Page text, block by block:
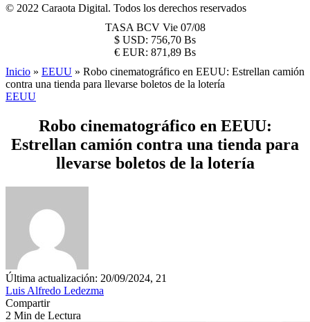
© 2022 Caraota Digital. Todos los derechos reservados
TASA BCV Vie 07/08
$ USD: 756,70 Bs
€ EUR: 871,89 Bs
Inicio » EEUU » Robo cinematográfico en EEUU: Estrellan camión
contra una tienda para llevarse boletos de la lotería
EEUU
Robo cinematográfico en EEUU:
Estrellan camión contra una tienda para
llevarse boletos de la lotería
Última actualización: 20/09/2024, 21
Luis Alfredo Ledezma
Compartir
2 Min de Lectura